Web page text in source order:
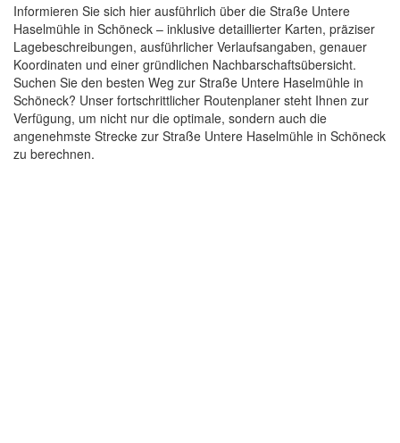
Informieren Sie sich hier ausführlich über die Straße Untere
Haselmühle in Schöneck – inklusive detaillierter Karten, präziser
Lagebeschreibungen, ausführlicher Verlaufsangaben, genauer
Koordinaten und einer gründlichen Nachbarschaftsübersicht.
Suchen Sie den besten Weg zur Straße Untere Haselmühle in
Schöneck? Unser fortschrittlicher Routenplaner steht Ihnen zur
Verfügung, um nicht nur die optimale, sondern auch die
angenehmste Strecke zur Straße Untere Haselmühle in Schöneck
zu berechnen.